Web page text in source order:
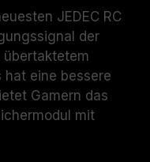
JEDEC RC
der
übertaktetem
hat eine bessere
Gamern das
mit